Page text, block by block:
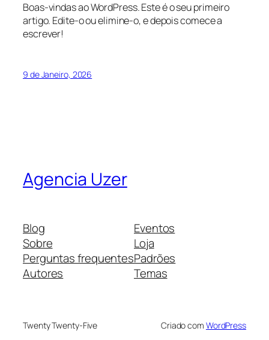
Boas-vindas ao WordPress. Este é o seu primeiro
artigo. Edite-o ou elimine-o, e depois comece a
escrever!
9 de Janeiro, 2026
Agencia Uzer
Blog
Sobre
Perguntas frequentes
Autores
Eventos
Loja
Padrões
Temas
Twenty Twenty-Five Criado com WordPress